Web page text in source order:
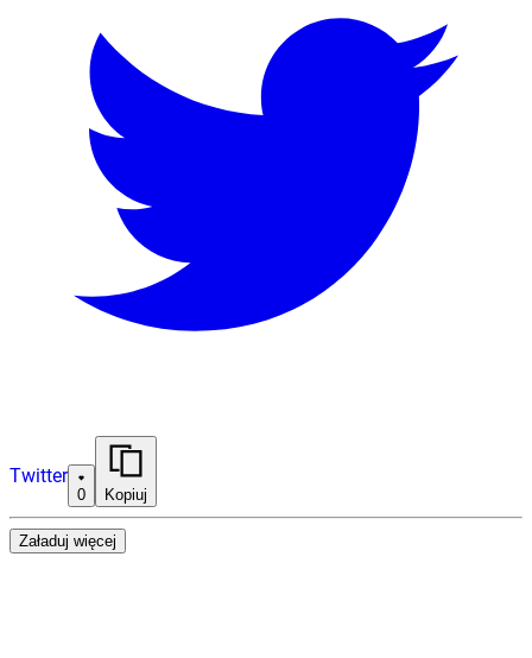
Twitter
0 Kopiuj
Załaduj więcej